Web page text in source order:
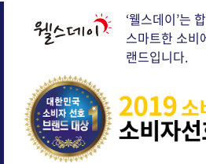
‘웰스데이’는
스마트한 소비
랜드입니다.